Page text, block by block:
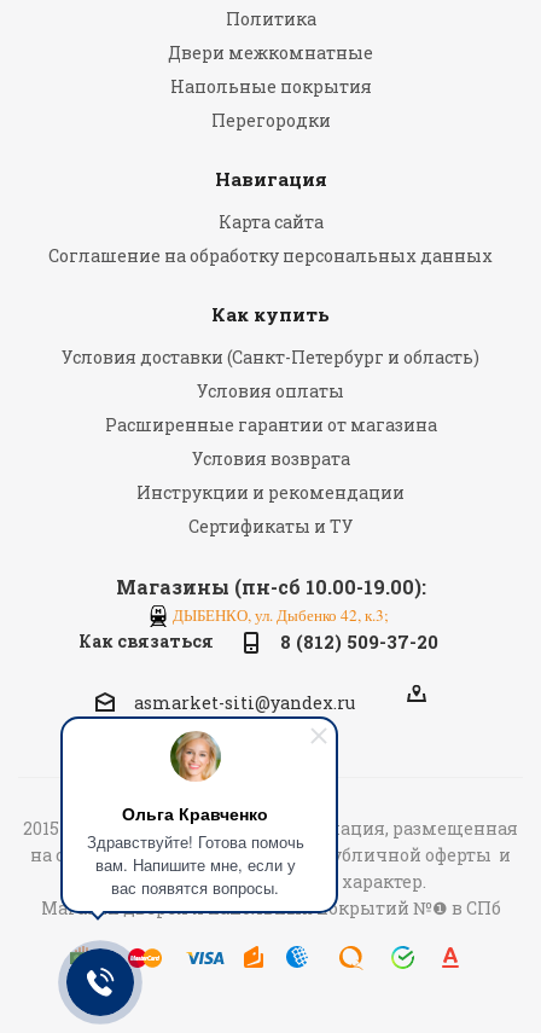
Ольга Кравченко
Здравствуйте! Готова помочь
вам. Напишите мне, если у
вас появятся вопросы.
Политика
Двери межкомнатные
Напольные покрытия
Перегородки
Навигация
Карта сайта
Соглашение на обработку персональных данных
Как купить
Условия доставки (Санкт-Петербург и область)
Условия оплаты
Расширенные гарантии от магазина
Условия возврата
Инструкции и рекомендации
Сертификаты и ТУ
Магазины (пн-сб 10.00-19.00):
ДЫБЕНКО, ул. Дыбенко 42, к.3;
Как связаться 8 (812) 509-37-20
asmarket-siti@yandex.ru
2015-2026 «АСмаркет» © Вся информация, размещенная
на сайте не является договором публичной оферты и
носит информационный характер.
Магазин дверей и напольных покрытий №❶ в СПб